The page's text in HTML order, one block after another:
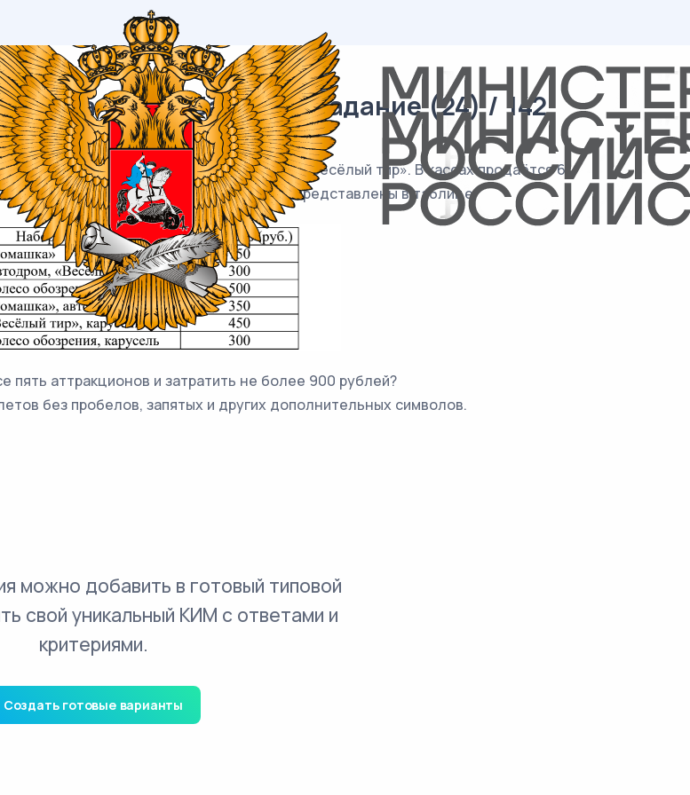
ЕГЭ / База / 06 задание (24) / 142
обозрения, автодром, «Ромашка» и «Весёлый тир». В кассах продаётся 6
Сведения о стоимости билетов представлены в таблице.
аттракционов и затратить не более 900 рублей?
без пробелов, запятых и других дополнительных символов.
можно добавить в готовый типовой
свой уникальный КИМ с ответами и
критериями.
Создать готовые варианты